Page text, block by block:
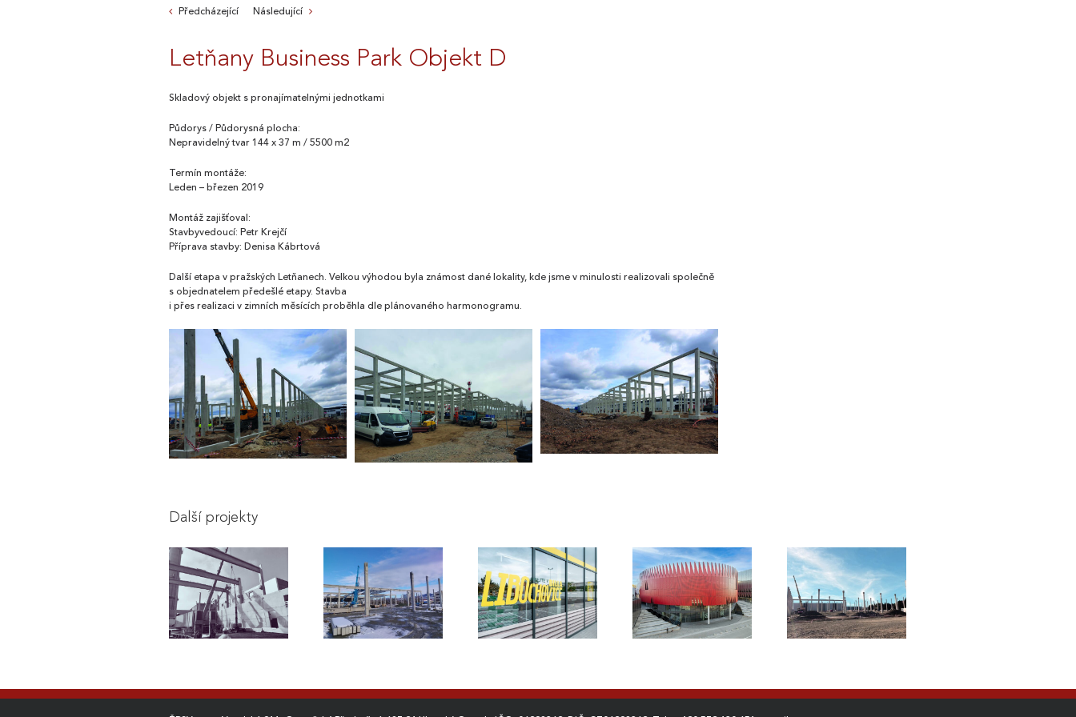
Předcházející Následující
Letňany Business Park Objekt D
Skladový objekt s pronajímatelnými jednotkami
Půdorys / Půdorysná plocha:
Nepravidelný tvar 144 x 37 m / 5500 m2
Termín montáže:
Leden – březen 2019
Montáž zajišťoval:
Stavbyvedoucí: Petr Krejčí
Příprava stavby: Denisa Kábrtová
Další etapa v pražských Letňanech. Velkou výhodou byla známost dané lokality, kde jsme v minulosti realizovali společně
s objednatelem předešlé etapy. Stavba
i přes realizaci v zimních měsících proběhla dle plánovaného harmonogramu.
Další projekty
Mikulov –
Industrial Zone
2023
Billa Libochovice
2024
Horácká
multifunkční aréna
Jihlava
2024-2025
VGP Park
Prostějov (Hala C)
& průmyslová hala
Olomouc
2024